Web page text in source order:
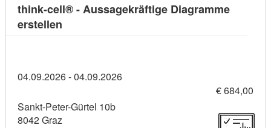
think-cell® - Aussagekräftige Diagramme
erstellen
04.09.2026 - 04.09.2026
€ 684,00
Sankt-Peter-Gürtel 10b
8042 Graz